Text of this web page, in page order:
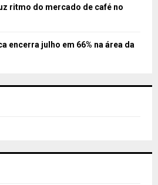
ritmo do mercado de café no
encerra julho em 66% na área da